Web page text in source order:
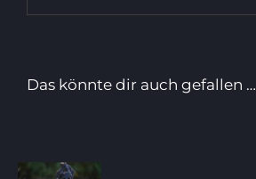
Das könnte dir auch gefallen …